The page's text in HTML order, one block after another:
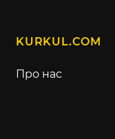
KURKUL.COM
Про нас